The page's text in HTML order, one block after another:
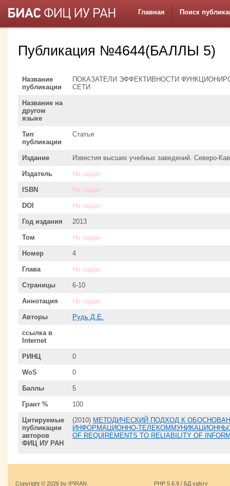
Главная Поиск
Публикация №4644(БАЛЛЫ 5)
Название
публикации
ПОКАЗАТЕЛИ ЭФФЕКТИВНОСТИ
СЕТИ
Название на
другом
языке
Тип
публикации
Статья
Издание Известия высших учебных заведений. Северо-
Издатель Не задан
ISBN Не задан
DOI Не задан
Год издания 2013
Том Не задан
Номер 4
Глава Не задан
Страницы 6-10
Аннотация Не задан
Авторы Рудь Д.Е.
ссылка в
Internet
РИНЦ 0
WoS 0
Баллы 5
Грант % 100
Цитируемые
публикации
авторов
ФИЦ ИУ РАН
(2010) МЕТОДИЧЕСКИЙ ПОДХОД К
ИНФОРМАЦИОННО-ТЕЛЕКОММУНИКАЦИОННЫХ
OF REQUIREMENTS TO RELIABILITY OF
Copyright © 2026 by IPIRAN.
PHP 5.6.9 / БД sqlsrv